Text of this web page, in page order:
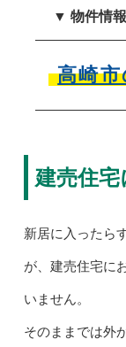
▼ 物件情
高崎
建売住
新居に入ったら
が、建売住宅に
いません。
そのままでは外